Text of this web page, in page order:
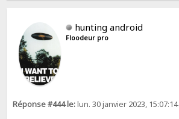
hunting android
Floodeur pro
Réponse #444 le:lun. 30 janvier 2023, 15:07:14